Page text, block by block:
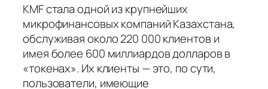
KMF стала одной из крупнейших
микрофинансовых компаний Казахстана,
обслуживая около 220 000 клиентов и
имея более 600 миллиардов долларов в
«токенах». Их клиенты — это, по сути,
пользователи, имеющие